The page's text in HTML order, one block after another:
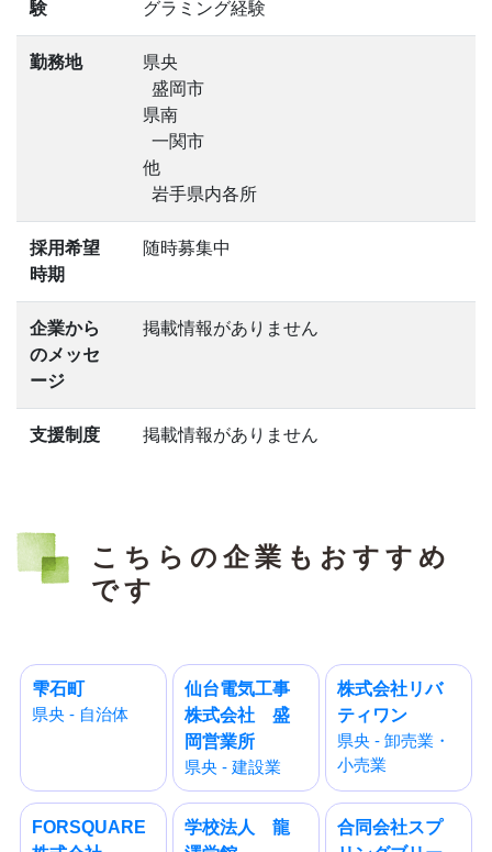
験
グラミング経験
勤務地
県央
盛岡市
県南
一関市
他
岩手県内各所
採用希望
時期
随時募集中
企業から
のメッセ
ージ
掲載情報がありません
支援制度 掲載情報がありません
こちらの企業もおすすめ
です
雫石町
県央 - 自治体
仙台電気工事
株式会社 盛
岡営業所
県央 - 建設業
株式会社リバ
ティワン
県央 - 卸売業・
小売業
FORSQUARE
学校法人 龍
合同会社スプ